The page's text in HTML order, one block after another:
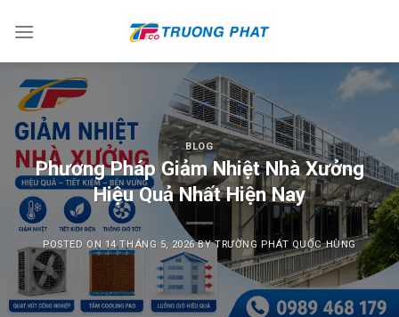
BLOG
Phương Pháp Giảm Nhiệt Nhà Xưởng
Hiệu Quả Nhất Hiện Nay
POSTED ON 14 THÁNG 5, 2026BYTRƯỜNG PHÁT QUỐC HÙNG